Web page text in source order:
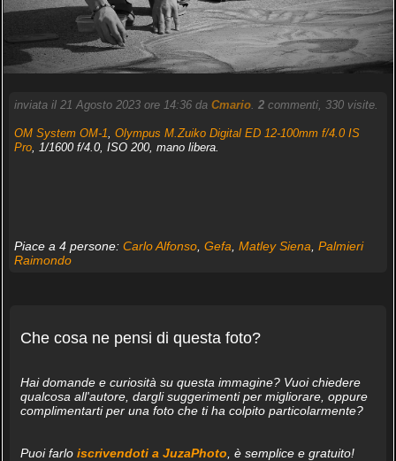
inviata il 21 Agosto 2023 ore 14:36 da Cmario. 2commenti, 330 visite.
OM System OM-1 Olympus M.Zuiko Digital ED 12-100mm f/4.0 IS
Pro, 1/1600 f/4.0, ISO 200, mano libera.
Piace a 4 persone: Carlo Alfonso, Gefa Matley Siena Palmieri
Raimondo
Che cosa ne pensi di questa foto?
Hai domande e curiosità su questa immagine? Vuoi chiedere
qualcosa all'autore, dargli suggerimenti per migliorare, oppure
complimentarti per una foto che ti ha colpito particolarmente?
Puoi farlo iscrivendoti a JuzaPhoto , è semplice e gratuito!